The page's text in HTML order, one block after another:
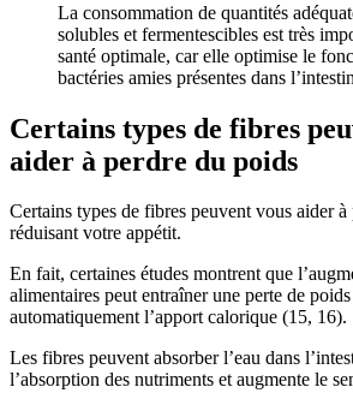
La consommation de quantités
solubles et fermentescibles est très
santé optimale, car elle optimise le
bactéries amies présentes dans
Certains types de fibres
aider à perdre du poids
Certains types de fibres peuvent vous aider
réduisant votre appétit.
En fait, certaines études montrent que
alimentaires peut entraîner une perte de
automatiquement l’apport calorique (15, 16).
Les fibres peuvent absorber l’eau dans
l’absorption des nutriments et augmente le